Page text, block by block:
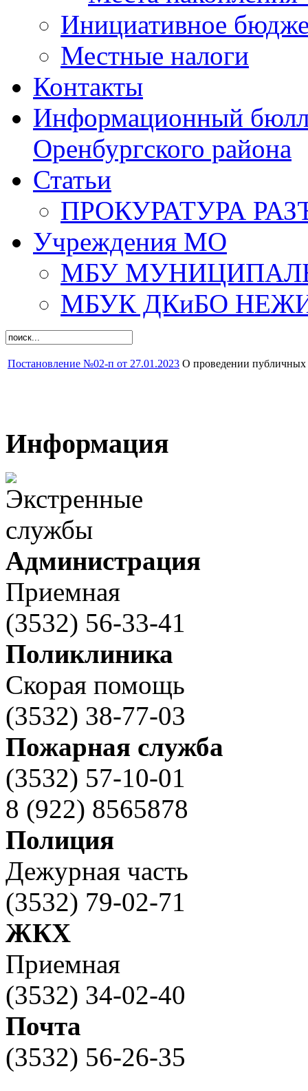
Инициативное
Местные налоги
Контакты
Информационный
Оренбургского района
Статьи
ПРОКУРАТУРА
Учреждения МО
МБУ
МБУК ДКиБО
Постановление №02-п от 27.01.2023 О проведении публичных
Информация
Администрация
Приемная
(3532) 56-33-41
Поликлиника
Скорая помощь
(3532) 38-77-03
Пожарная служба
(3532) 57-10-01
8 (922) 8565878
Полиция
Дежурная часть
(3532) 79-02-71
ЖКХ
Приемная
(3532) 34-02-40
Почта
(3532) 56-26-35